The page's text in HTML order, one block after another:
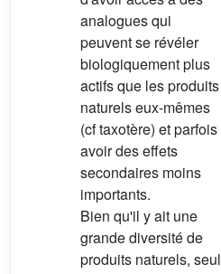
analogues qui
peuvent se révéler
biologiquement plus
actifs que les produits
naturels eux-mêmes
(cf taxotère) et parfois
avoir des effets
secondaires moins
importants.
Bien qu'il y ait une
grande diversité de
produits naturels, seul